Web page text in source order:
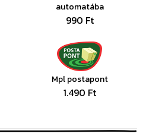
automatába
990 Ft
Mpl postapont
1.490 Ft